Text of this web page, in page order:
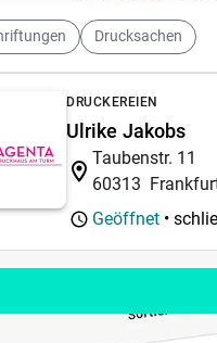
Drucksachen
DRUCKEREIEN
Ulrike Jakobs
Taubenstr. 11
60313
Geöffnet •